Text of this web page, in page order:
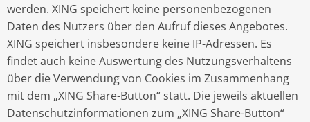
werden. XING speichert keine personenbezogenen
Daten des Nutzers über den Aufruf dieses Angebotes.
XING speichert insbesondere keine IP-Adressen. Es
findet auch keine Auswertung des Nutzungsverhaltens
über die Verwendung von Cookies im Zusammenhang
mit dem „XING Share-Button“ statt. Die jeweils aktuellen
Datenschutzinformationen zum „XING Share-Button“